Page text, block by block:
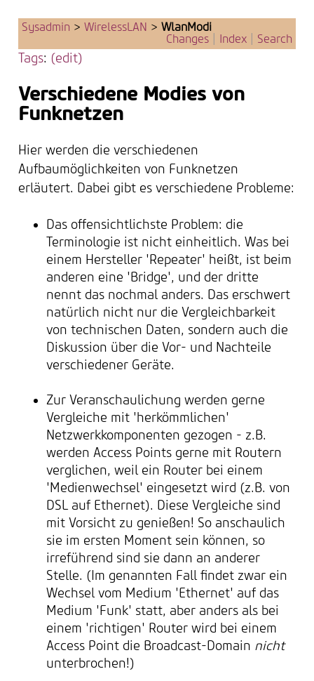
Sysadmin >WirelessLAN >WlanModi
Changes
Index Search
Tags: (edit)
Verschiedene Modies von
Funknetzen
Hier werden die verschiedenen
Aufbaumöglichkeiten von Funknetzen
erläutert. Dabei gibt es verschiedene Probleme:
Das offensichtlichste Problem: die
Terminologie ist nicht einheitlich. Was bei
einem Hersteller 'Repeater' heißt, ist beim
anderen eine 'Bridge', und der dritte
nennt das nochmal anders. Das erschwert
natürlich nicht nur die Vergleichbarkeit
von technischen Daten, sondern auch die
Diskussion über die Vor- und Nachteile
verschiedener Geräte.
Zur Veranschaulichung werden gerne
Vergleiche mit 'herkömmlichen'
Netzwerkkomponenten gezogen - z.B.
werden Access Points gerne mit Routern
verglichen, weil ein Router bei einem
'Medienwechsel' eingesetzt wird (z.B. von
DSL auf Ethernet). Diese Vergleiche sind
mit Vorsicht zu genießen! So anschaulich
sie im ersten Moment sein können, so
irreführend sind sie dann an anderer
Stelle. (Im genannten Fall findet zwar ein
Wechsel vom Medium 'Ethernet' auf das
Medium 'Funk' statt, aber anders als bei
einem 'richtigen' Router wird bei einem
Access Point die Broadcast-Domain nicht
unterbrochen!)